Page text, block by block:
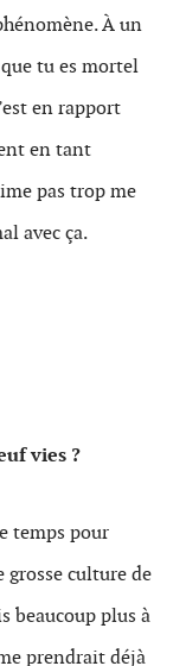
À un
tu es mortel
en rapport
en tant
pas trop me
avec ça.
vies ?
temps pour
grosse culture de
beaucoup plus à
prendrait déjà